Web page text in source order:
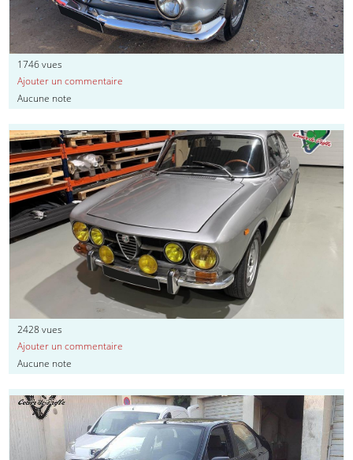
1746 vues
Ajouter un commentaire
Aucune note
2428 vues
Ajouter un commentaire
Aucune note